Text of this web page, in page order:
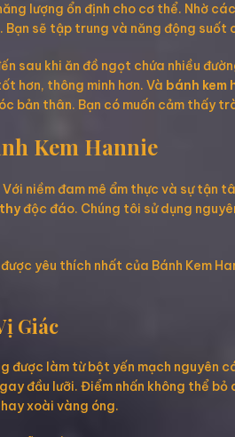
lượng ổn định cho cơ thể. Nhờ
sẽ tập trung và năng động suốt
sau khi ăn đồ ngọt chứa nhiều
hơn, thông minh hơn. Và bánh kem
thân. Bạn có muốn cảm thấy
Kem Hannie
niềm đam mê ẩm thực và sự tận
độc đáo. Chúng tôi sử dụng
được yêu thích nhất của Bánh Kem
Giác
được làm từ bột yến mạch nguyên
đầu lưỡi. Điểm nhấn không thể
xoài vàng óng.